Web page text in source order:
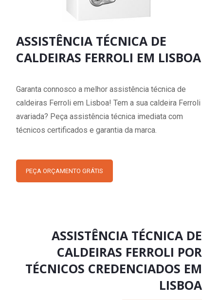
ASSISTÊNCIA TÉCNICA DE
CALDEIRAS FERROLI EM LISBOA
Garanta connosco a melhor assistência técnica de
caldeiras Ferroli em Lisboa! Tem a sua caldeira Ferroli
avariada? Peça assistência técnica imediata com
técnicos certificados e garantia da marca.
PEÇA ORÇAMENTO GRÁTIS
ASSISTÊNCIA TÉCNICA DE
CALDEIRAS FERROLI POR
TÉCNICOS CREDENCIADOS EM
LISBOA